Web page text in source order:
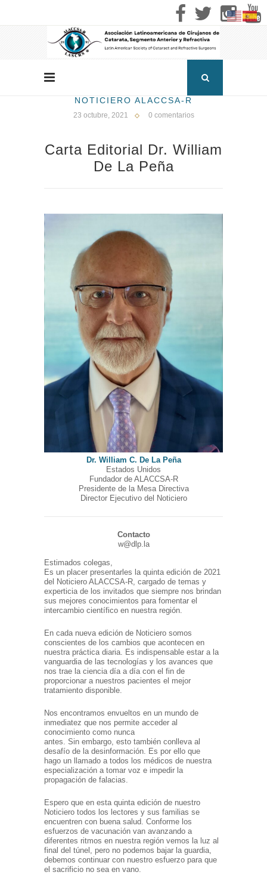
NOTICIERO ALACCSA-R
23 octubre, 2021 0 comentarios
Carta Editorial Dr. William
De La Peña
Dr. William C. De La Peña
Estados Unidos
Fundador de ALACCSA-R
Presidente de la Mesa Directiva
Director Ejecutivo del Noticiero
Contacto
w@dlp.la
Estimados colegas,
Es un placer presentarles la quinta edición de 2021
del Noticiero ALACCSA-R, cargado de temas y
experticia de los invitados que siempre nos brindan
sus mejores conocimientos para fomentar el
intercambio científico en nuestra región.
En cada nueva edición de Noticiero somos
conscientes de los cambios que acontecen en
nuestra práctica diaria. Es indispensable estar a la
vanguardia de las tecnologías y los avances que
nos trae la ciencia día a día con el fin de
proporcionar a nuestros pacientes el mejor
tratamiento disponible.
Nos encontramos envueltos en un mundo de
inmediatez que nos permite acceder al
conocimiento como nunca
antes. Sin embargo, esto también conlleva al
desafío de la desinformación. Es por ello que
hago un llamado a todos los médicos de nuestra
especialización a tomar voz e impedir la
propagación de falacias.
Espero que en esta quinta edición de nuestro
Noticiero todos los lectores y sus familias se
encuentren con buena salud. Conforme los
esfuerzos de vacunación van avanzando a
diferentes ritmos en nuestra región vemos la luz al
final del túnel, pero no podemos bajar la guardia,
debemos continuar con nuestro esfuerzo para que
el sacrificio no sea en vano.